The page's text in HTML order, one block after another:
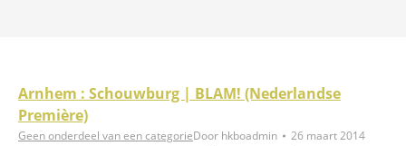
Arnhem : Schouwburg | BLAM! (Nederlandse
Première)
Geen onderdeel van een categorieDoor hkboadmin 26 maart 2014